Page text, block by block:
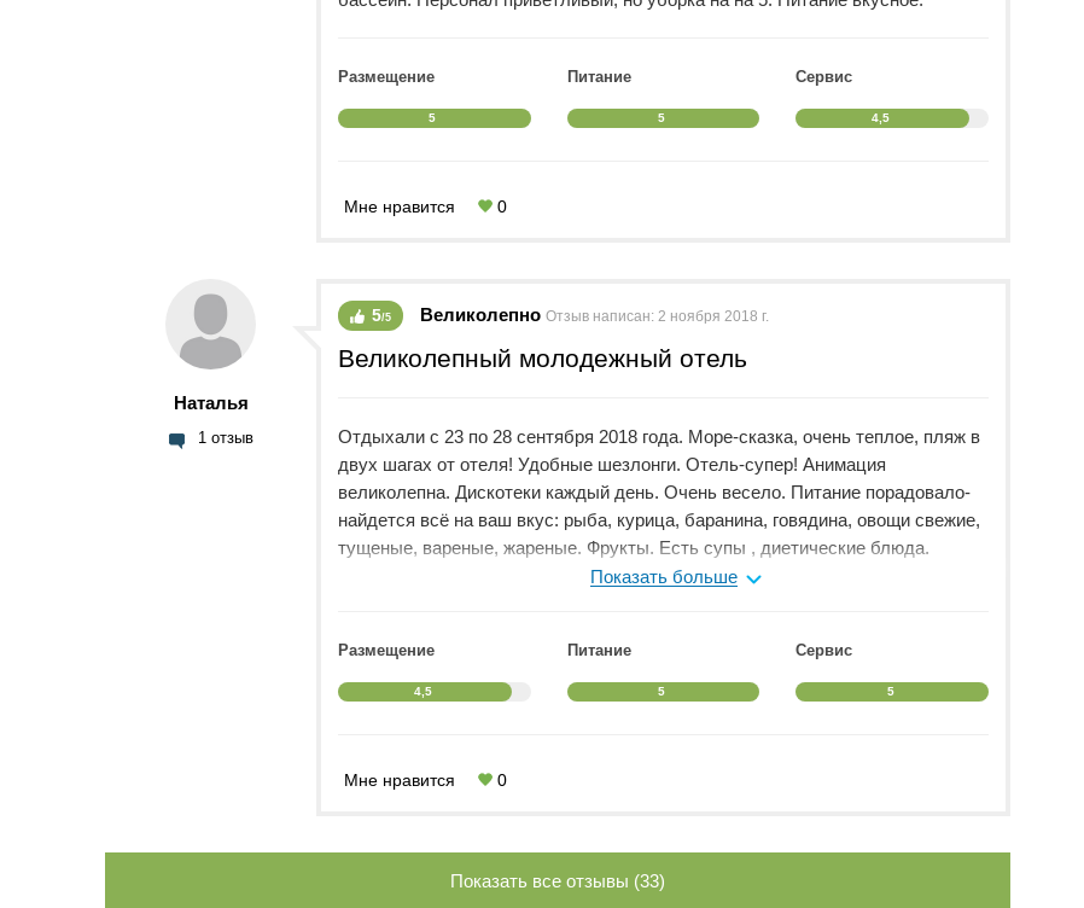
поэтому все работают очень ответственно. Все везде чисто, приятно пахнет.
Размещение
5
Питание
5
Сервис
4,5
Мне нравится 0
Наталья
1 отзыв
5/5 Великолепно Отзыв написан: 2 ноября 2018 г.
Великолепный молодежный отель
Отдыхали с 23 по 28 сентября 2018 года. Море-сказка, очень теплое, пляж в
двух шагах от отеля! Удобные шезлонги. Отель-супер! Анимация
великолепна. Дискотеки каждый день. Очень весело. Питание порадовало-
найдется всё на ваш вкус: рыба, курица, баранина, говядина, овощи свежие,
тущеные, вареные, жареные. Фрукты. Есть супы , диетические блюда.
Десерты и сладости очень вкусные. Читала отзывы о плохом питании-по
поработали над притензиями. Обслуживание было на высшем уровне.
Официанты убирали вовремя, очень внимательны. Бармены улыбчивы.
некуда, а все равно приносили. Спасибо за сказочный отдых! Нам все
Показать больше
Размещение
4,5
Питание
5
Сервис
5
Мне нравится 0
Показать все отзывы (33)